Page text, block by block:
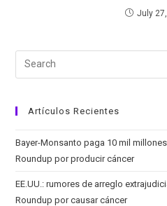
July
Artículos Recientes
Bayer-Monsanto paga 10 mil
Roundup por producir cáncer
EE.UU.: rumores de arreglo
Roundup por causar cáncer